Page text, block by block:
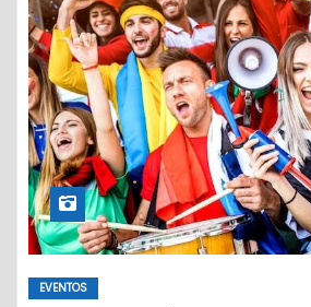
EVENTOS